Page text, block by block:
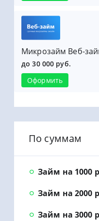
Микрозайм Веб-
до 30 000 руб.
Оформить
По суммам
Займ на 1000
Займ на 2000
Займ на 3000